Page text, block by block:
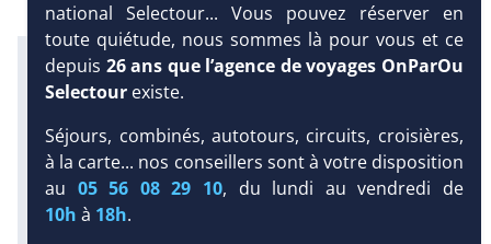
DEMANDE
D’INFORMATIONS
Infos météo :
27 °C
50 mm
Dist.Distance:
< 100 m
Long. Longueur
800 m
Équipement :
104
Tx
national Selectour... Vous pouvez réserver en
toute quiétude, nous sommes là pour vous et ce
depuis 26 ans que l’agence de voyages OnParOu
Selectour existe.
Séjours, combinés, autotours, circuits, croisières,
à la carte... nos conseillers sont à votre disposition
au 05 56 08 29 10, du lundi au vendredi de
10h à 18h.